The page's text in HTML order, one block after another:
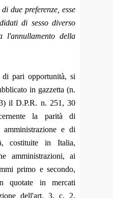
due preferenze, esse
di sesso diverso
l'annullamento della
pari opportunità, si
in gazzetta (n.
il D.P.R. n. 251, 30
la parità di
e di
costituite in Italia,
amministrazioni, ai
primo e secondo,
quotate in mercati
dell'art. 3, c. 2,